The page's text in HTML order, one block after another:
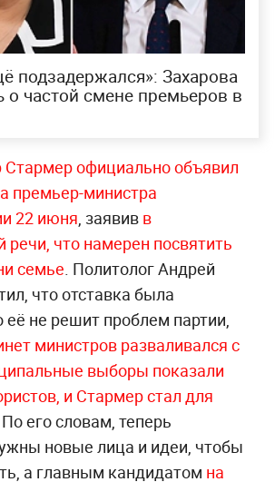
подзадержался»: Захарова
о частой смене премьеров в
Стармер официально объявил
премьер-министра
22 июня, заявив в
речи, что намерен посвятить
семье. Политолог Андрей
что отставка была
её не решит проблем партии,
министров разваливался с
выборы показали
и Стармер стал для
его словам, теперь
новые лица и идеи, чтобы
а главным кандидатом на